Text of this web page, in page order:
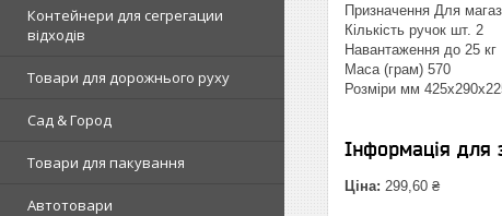
Контейнери для сегрегации
відходів
Товари для дорожнього руху
Сад & Город
Товари для пакування
Автотовари
Призначення Для
Кількість ручок шт. 2
Навантаження до 25 кг
Маса (грам) 570
Розміри мм
Інформація для
Ціна: 299,60 ₴